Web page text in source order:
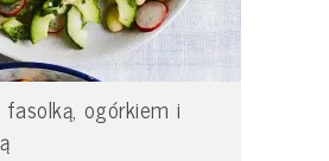
ogórkiem i